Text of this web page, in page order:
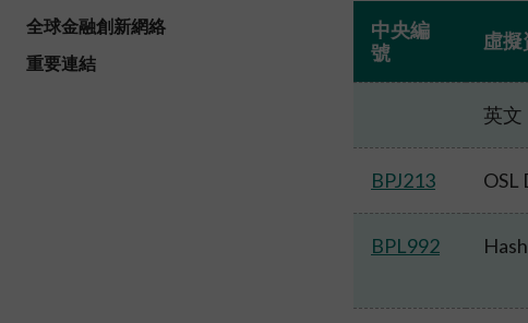
監管事宜
「新資本投資者
集體投資計劃列
有關基金簡易通
場外衍生工具監管制度
淡倉申報規則
其他刊物及資料
全球金融創新網絡
重要連結
中央編
號
虛
英文
BPJ213 OSL
BPL992